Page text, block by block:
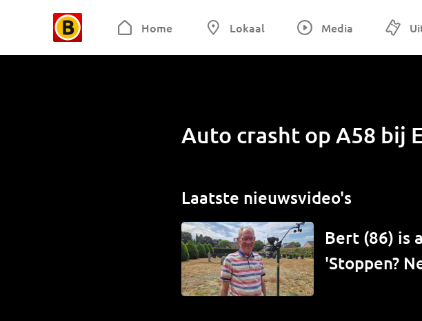
Home Lokaal Media
Auto crasht op A58 bij
Laatste nieuwsvideo's
Bert (86) is
'Stoppen?